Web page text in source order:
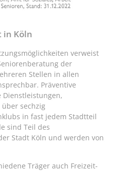
in Köln
verweist
der
Stellen in allen
Präventive
Dienstleistungen,
sechzig
in fast jedem Stadtteil
sind Teil des
Stadt Köln und werden von
Träger auch Freizeit-